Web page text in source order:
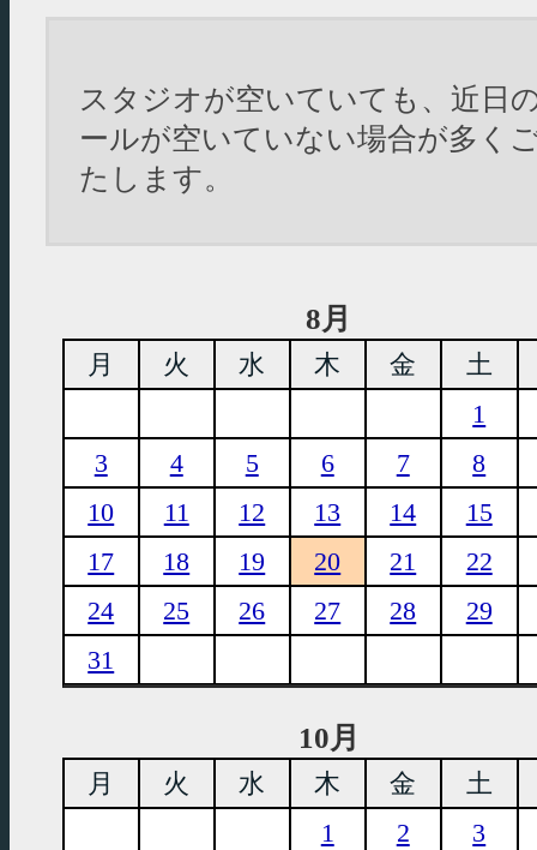
スタジオが空いていても、近日
ールが空いていない場合が多く
たします。
8月
月 火 水 木 金
土
1
3
4 5 6 7
8
10
11 12 13 14
15
17
18 19 20 21
22
24
25 26 27 28
29
31
10月
月 火 水 木 金
土
1
2
3